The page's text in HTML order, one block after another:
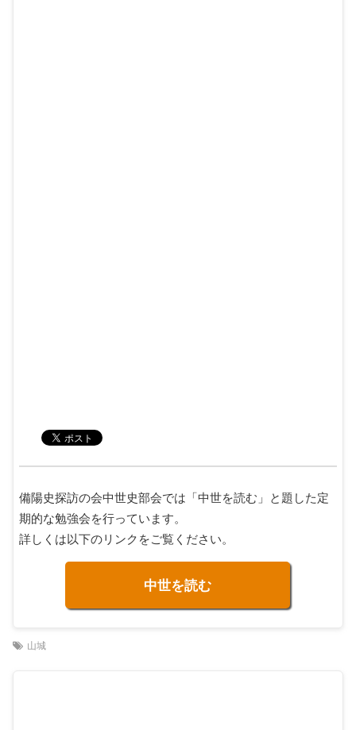
備陽史探訪の会中世史部会では「中世を読む」と題した定
期的な勉強会を行っています。
詳しくは以下のリンクをご覧ください。
中世を読む
山城